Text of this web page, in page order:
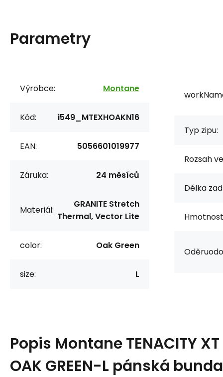
Parametry
Výrobce: Montane
Kód: i549_MTEXHOAKN16
EAN: 5056601019977
Záruka: 24 měsíců
Materiál:
GRANITE Stretch
Thermal, Vector Lite
color: Oak Green
size: L
Typ zipu:
Rozsah
Délka
Popis Montane TENACITY
OAK GREEN-L pánská